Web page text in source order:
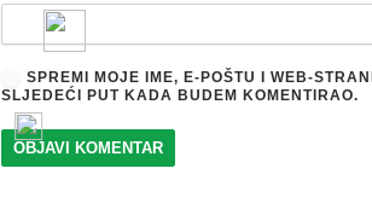
SPREMI MOJE IME, E-POŠTU I WEB-
SLJEDEĆI PUT KADA BUDEM KOMENTIRAO.